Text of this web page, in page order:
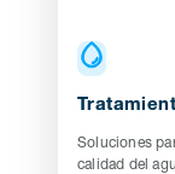
Soluciones
calidad del